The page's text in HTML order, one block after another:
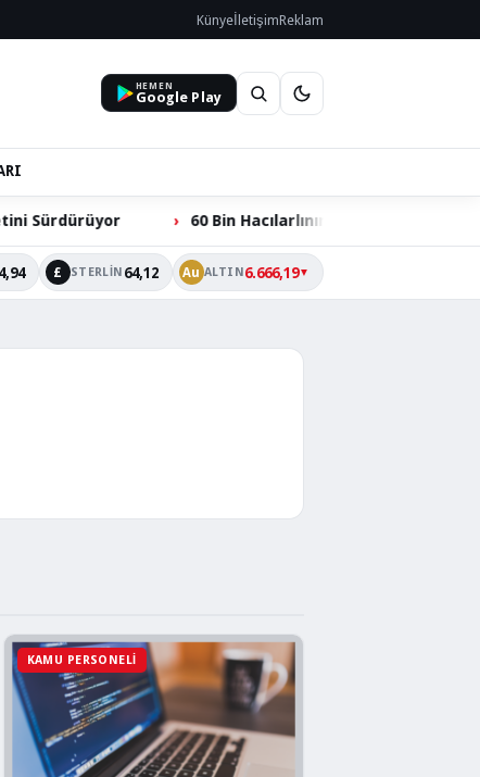
KünyeİletişimReklam
HEMEN
Google Play
60 Bin Hacılarlının Ortak Talebi: Ömer Dede
£ STERLIN 64,12 Au ALTIN 6.666,19▼
KAMU PERSONELI